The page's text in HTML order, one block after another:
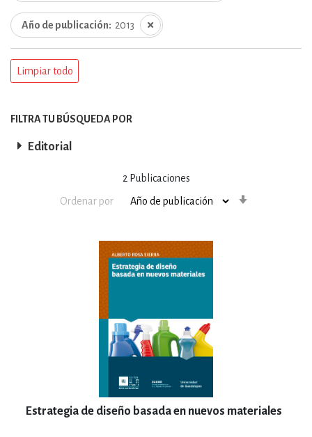
2 Publicaciones
Ordenar por
Estrategia de diseño basada en nuevos materiales
Año de publicación 2013
Limpiar todo
FILTRA TU BÚSQUEDA POR
Editorial